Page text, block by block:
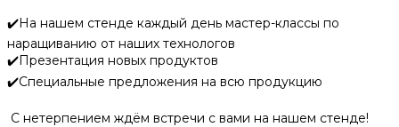
✔️На нашем стенде каждый день мастер-классы по
наращиванию от наших технологов
✔️Презентация новых продуктов
✔️Специальные предложения на всю продукцию
С нетерпением ждём встречи с вами на нашем стенде!